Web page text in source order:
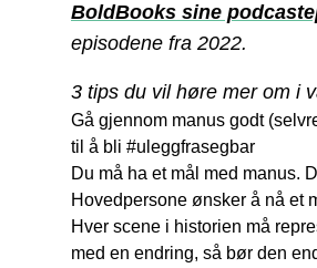
BoldBooks sine
episodene fra 2022.
3 tips du vil høre mer om i
Gå gjennom manus godt
til å bli #uleggfrasegbar
Du må ha et mål med manus.
Hovedpersone ønsker å nå et
Hver scene i historien må
med en endring, så bør den